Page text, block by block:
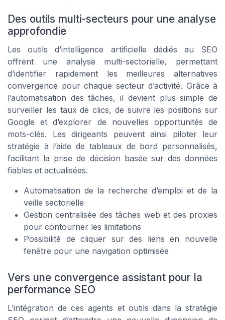
Des outils multi-secteurs pour une analyse
approfondie
Les outils d’intelligence artificielle dédiés au SEO
offrent une analyse multi-sectorielle, permettant
d’identifier rapidement les meilleures alternatives
convergence pour chaque secteur d’activité. Grâce à
l’automatisation des tâches, il devient plus simple de
surveiller les taux de clics, de suivre les positions sur
Google et d’explorer de nouvelles opportunités de
mots-clés. Les dirigeants peuvent ainsi piloter leur
stratégie à l’aide de tableaux de bord personnalisés,
facilitant la prise de décision basée sur des données
fiables et actualisées.
Automatisation de la recherche d’emploi et de la
veille sectorielle
Gestion centralisée des tâches web et des proxies
pour contourner les limitations
Possibilité de cliquer sur des liens en nouvelle
fenêtre pour une navigation optimisée
Vers une convergence assistant pour la
performance SEO
L’intégration de ces agents et outils dans la stratégie